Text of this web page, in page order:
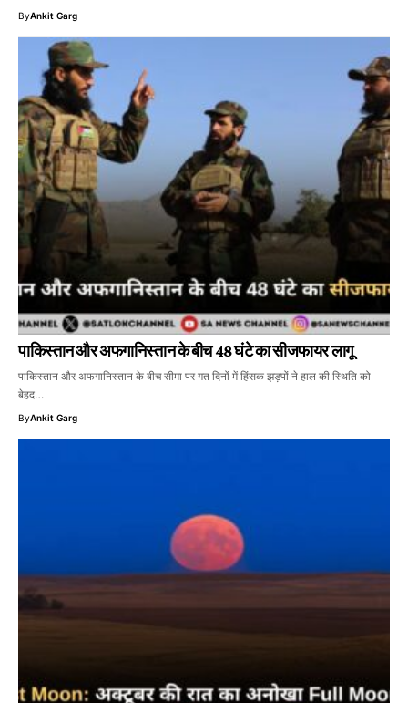
ByAnkit Garg
पाकिस्तान और अफगानिस्तान के बीच 48 घंटे का सीजफायर लागू
पाकिस्तान और अफगानिस्तान के बीच सीमा पर गत दिनों में हिंसक झड़पों ने हाल की स्थिति को
बेहद…
ByAnkit Garg